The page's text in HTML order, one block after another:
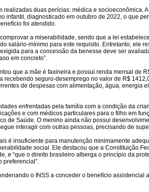
realizadas duas perícias: médica e socioeconômica.
infantil, diagnosticado em outubro de 2022, o que
foi atendido.
a miserabilidade, sendo que a lei
salário-mínimo para este requisito. Entretanto, ele
para a concessão da benesse deve ser
em concreto”.
que a mãe é faxineira e possui renda mensal de
recebendo seguro-desemprego no valor de R$
de despesas com alimentação, água, energia
enfrentadas pela família com a condição da
e com médicos particulares para o filho em
de Saúde. O menino ainda não possui
interagir com outras pessoas, precisando de
é insuficiente para manutenção minimamente
social. Ele destacou que a Constituição
e “que o direito brasileiro alberga o princípio da
preferencial”.
o INSS a conceder o benefício assistencial